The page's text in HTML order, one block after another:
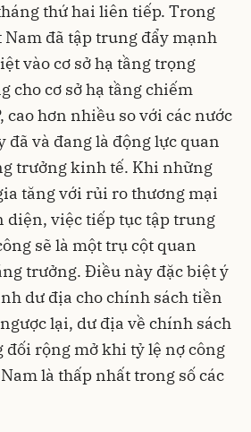
thứ hai liên tiếp. Trong
đã tập trung đẩy mạnh
vào cơ sở hạ tầng trọng
cho cơ sở hạ tầng chiếm
cao hơn nhiều so với các nước
đã và đang là động lực quan
trưởng kinh tế. Khi những
tăng với rủi ro thương mại
diện, việc tiếp tục tập trung
sẽ là một trụ cột quan
trưởng. Điều này đặc biệt ý
dư địa cho chính sách tiền
lại, dư địa về chính sách
đối rộng mở khi tỷ lệ nợ công
là thấp nhất trong số các